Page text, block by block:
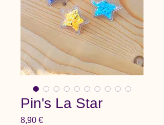
Pin's La Star
8,90 €Prix